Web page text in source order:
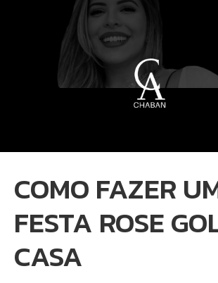
COMO FAZER
FESTA ROSE
CASA